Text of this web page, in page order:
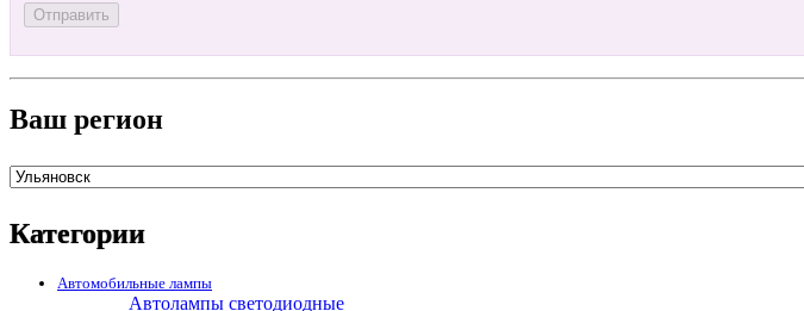
Ваш регион
Категории
Автомобильные лампы
Автолампы светодиодные